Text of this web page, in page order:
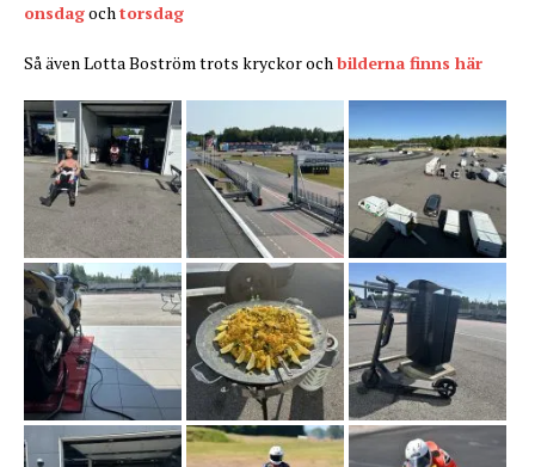
onsdagochtorsdag
Så även Lotta Boström trots kryckor ochbilderna finns här